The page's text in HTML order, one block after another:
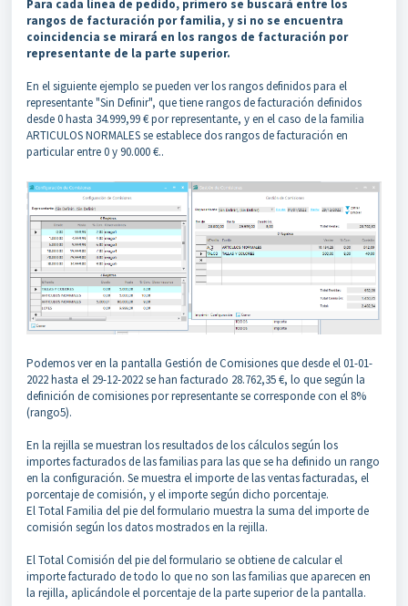
Para cada línea de pedido, primero se buscará entre los
rangos de facturación por familia, y si no se encuentra
coincidencia se mirará en los rangos de facturación por
representante de la parte superior.
En el siguiente ejemplo se pueden ver los rangos definidos para el
representante "Sin Definir", que tiene rangos de facturación definidos
desde 0 hasta 34.999,99 € por representante, y en el caso de la familia
ARTICULOS NORMALES se establece dos rangos de facturación en
particular entre 0 y 90.000 €..
Podemos ver en la pantalla Gestión de Comisiones que desde el 01-01-
2022 hasta el 29-12-2022 se han facturado 28.762,35 €, lo que según la
definición de comisiones por representante se corresponde con el 8%
(rango5).
En la rejilla se muestran los resultados de los cálculos según los
importes facturados de las familias para las que se ha definido un rango
en la configuración. Se muestra el importe de las ventas facturadas, el
porcentaje de comisión, y el importe según dicho porcentaje.
El Total Familia del pie del formulario muestra la suma del importe de
comisión según los datos mostrados en la rejilla.
El Total Comisión del pie del formulario se obtiene de calcular el
importe facturado de todo lo que no son las familias que aparecen en
la rejilla, aplicándole el porcentaje de la parte superior de la pantalla.